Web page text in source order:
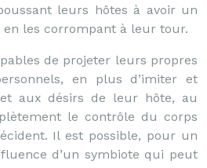
leurs hôtes à avoir un
les corrompant à leur tour.
de projeter leurs propres
en plus d’imiter et
aux désirs de leur hôte, au
le contrôle du corps
Il est possible, pour un
d’un symbiote qui peut